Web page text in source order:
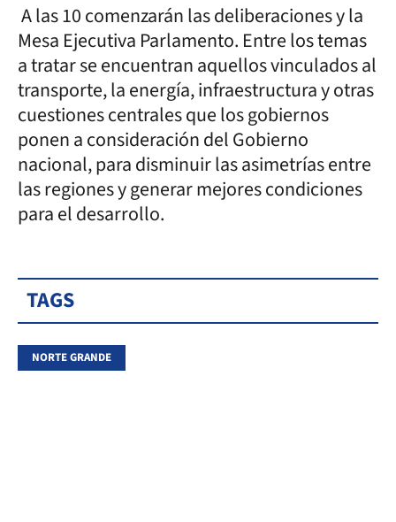
A las 10 comenzarán las deliberaciones y la
Mesa Ejecutiva Parlamento. Entre los temas
a tratar se encuentran aquellos vinculados al
transporte, la energía, infraestructura y otras
cuestiones centrales que los gobiernos
ponen a consideración del Gobierno
nacional, para disminuir las asimetrías entre
las regiones y generar mejores condiciones
para el desarrollo.
TAGS
NORTE GRANDE